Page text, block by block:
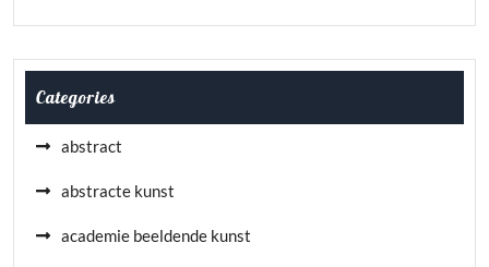
Categories
abstract
abstracte kunst
academie beeldende kunst